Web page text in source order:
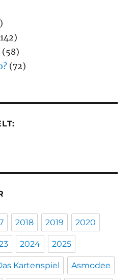
(58)
(72)
2018 2019 2020
2024 2025
Kartenspiel Asmodee